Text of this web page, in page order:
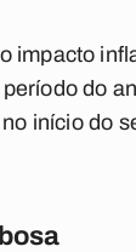
impacto
do
início do